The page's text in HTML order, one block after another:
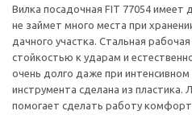
Вилка посадочная FIT 77054 имеет
не займет много места при
дачного участка. Стальная
стойкостью к ударам и
очень долго даже при интенсивном
инструмента сделана из пластика.
помогает сделать работу